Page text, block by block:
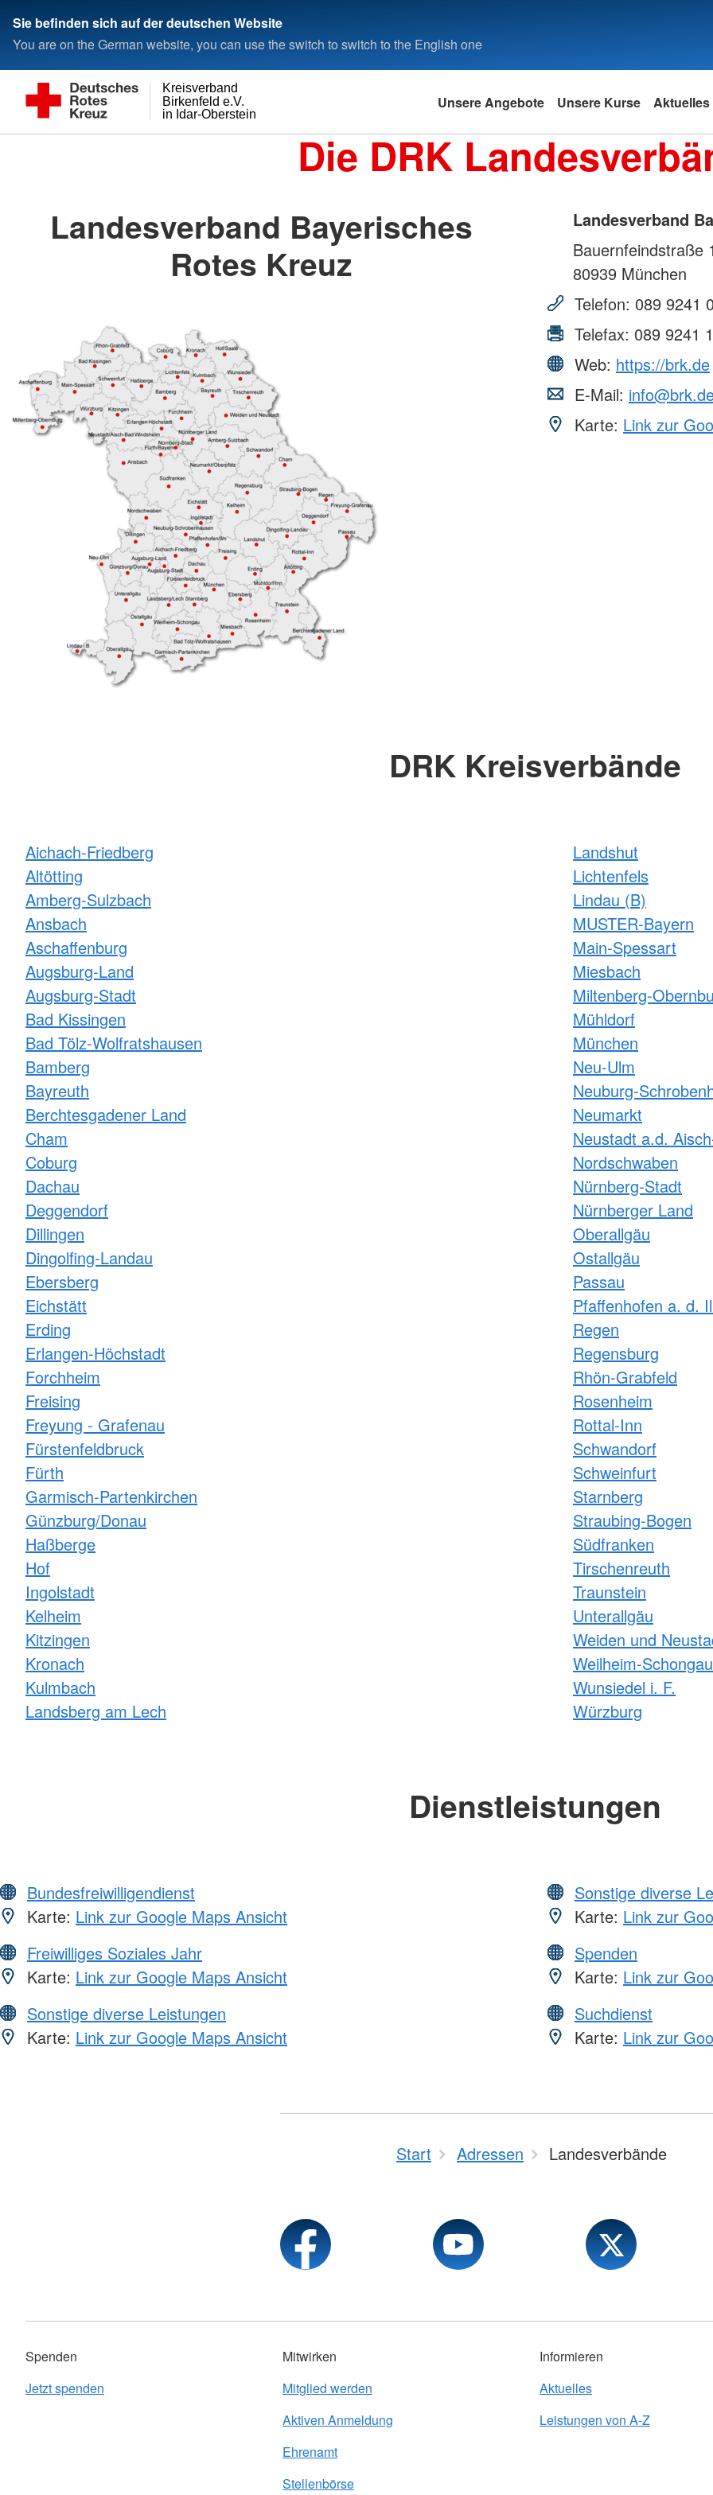
Sie befinden sich auf der deutschen Website
You are on the German website, you can use the switch to switch to the English one
in Idar-Oberstein
Birkenfeld e.V.
Kreisverband
Unsere Angebote Unsere Kurse Aktuelles
Die DRK
Landesverband Bayerisches
Rotes Kreuz
Landesverband
Bauernfeindstraße
80939 München
Telefon: 089 9241
Telefax: 089 9241
Web: https://brk.de
E-Mail:
Karte: Link zur
DRK Kreisverbände
Aichach-Friedberg
Altötting
Amberg-Sulzbach
Ansbach
Aschaffenburg
Augsburg-Land
Augsburg-Stadt
Bad Kissingen
Bad Tölz-Wolfratshausen
Bamberg
Bayreuth
Berchtesgadener Land
Cham
Coburg
Dachau
Deggendorf
Dillingen
Dingolfing-Landau
Ebersberg
Eichstätt
Erding
Erlangen-Höchstadt
Forchheim
Freising
Freyung - Grafenau
Fürstenfeldbruck
Fürth
Garmisch-Partenkirchen
Günzburg/Donau
Haßberge
Hof
Ingolstadt
Kelheim
Kitzingen
Kronach
Kulmbach
Landsberg am Lech
Landshut
Lichtenfels
Lindau (B)
MUSTER-Bayern
Main-Spessart
Miesbach
Miltenberg-
Mühldorf
München
Neu-Ulm
Neuburg-
Neumarkt
Neustadt a.d.
Nordschwaben
Nürnberg-Stadt
Nürnberger Land
Oberallgäu
Ostallgäu
Passau
Pfaffenhofen a. d.
Regen
Regensburg
Rhön-Grabfeld
Rosenheim
Rottal-Inn
Schwandorf
Schweinfurt
Starnberg
Straubing-Bogen
Südfranken
Tirschenreuth
Traunstein
Unterallgäu
Weiden und
Weilheim-Schongau
Wunsiedel i. F.
Würzburg
Dienstleistungen
Bundesfreiwilligendienst
Karte: Link zur Google Maps Ansicht
Freiwilliges Soziales Jahr
Karte: Link zur Google Maps Ansicht
Sonstige diverse Leistungen
Karte: Link zur Google Maps Ansicht
Sonstige diverse
Karte: Link zur
Spenden
Karte: Link zur
Suchdienst
Karte: Link zur
Start Adressen Landesverbände
Spenden
Jetzt spenden
Mitwirken
Mitglied werden
Aktiven Anmeldung
Ehrenamt
Stellenbörse
Informieren
Aktuelles
Leistungen von A-Z